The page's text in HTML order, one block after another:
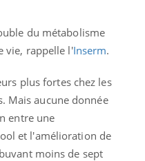
du métabolisme
vie, rappelle l'Inserm.
plus fortes chez les
Mais aucune donnée
entre une
et l'amélioration de
moins de sept